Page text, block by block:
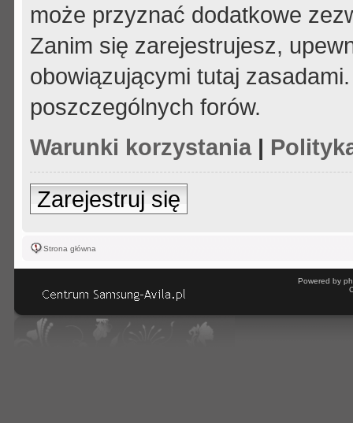
może przyznać dodatkowe
Zanim się zarejestrujesz,
obowiązującymi tutaj
poszczególnych forów.
Warunki korzystania|
Zarejestruj się
Strona główna
Powered by